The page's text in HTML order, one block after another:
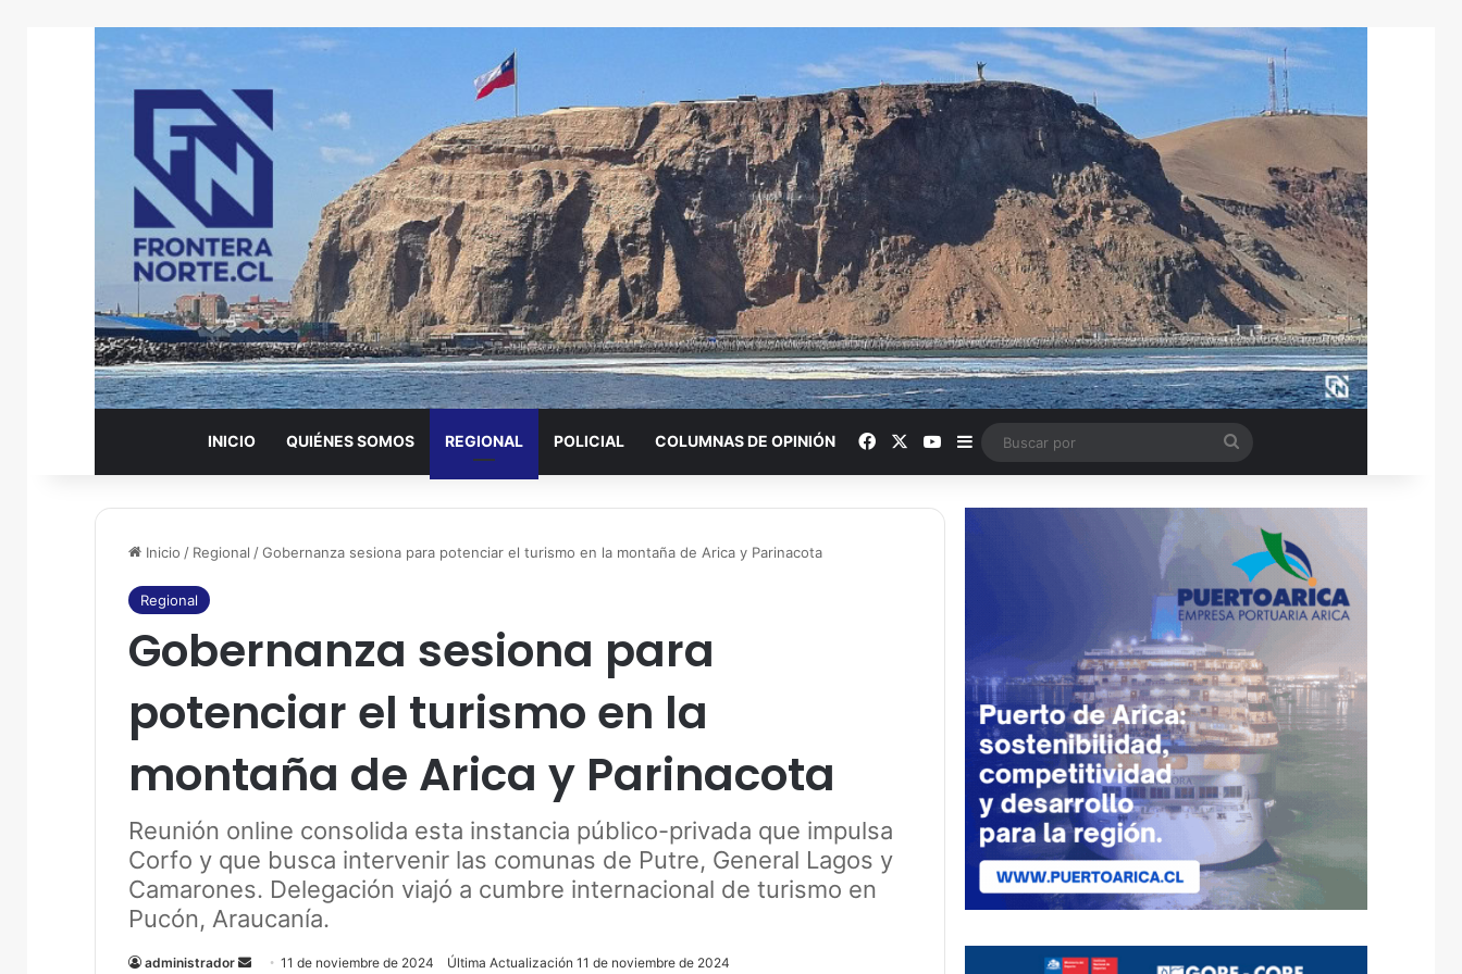
INICIO QUIÉNES SOMOS REGIONAL POLICIAL COLUMNAS DE OPINIÓN Facebook YouTubeBarra lateral
por
Inicio / Regional /Gobernanza sesiona para potenciar el turismo en la montaña de Arica y Parinacota
Regional
Gobernanza sesiona para
potenciar el turismo en la
montaña de Arica y Parinacota
Reunión online consolida esta instancia público-privada que impulsa
Corfo y que busca intervenir las comunas de Putre, General Lagos y
Camarones. Delegación viajó a cumbre internacional de turismo en
Pucón, Araucanía.
administrador 11 de noviembre de 2024 Última Actualización 11 de noviembre de 2024